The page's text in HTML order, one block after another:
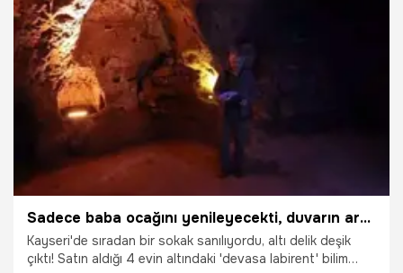
20.01.2026 Gündem
Sadece baba ocağını yenileyecekti, duvarın arkasından 2 bin yıllık 'yer altı dünyası' çıktı: Bilim dünyası şaşkın!
Kayseri'de sıradan bir sokak sanılıyordu, altı delik deşik
çıktı! Satın aldığı 4 evin altındaki 'devasa labirent' bilim